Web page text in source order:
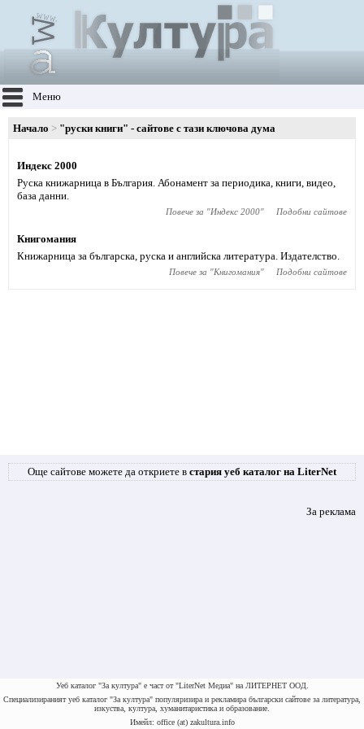
Меню
Начало "руски книги" - сайтове с тази ключова дума
Индекс 2000
Руска книжарница в България. Абонамент за периодика, книги, видео,
база данни.
Повече за "Индекс 2000" Подобни сайтове
Книгомания
Книжарница за българска, руска и английска литература. Издателство.
Повече за "Книгомания" Подобни сайтове
Още сайтове можете да откриете в стария уеб каталог на LiterNet
За реклама
Уеб каталог "За култура" е част от "LiterNet Медиа" на ЛИТЕРНЕТ ООД.
Специализираният уеб каталог "За култура" популяризира и рекламира български сайтове за литература,
изкуства, култура, хуманитаристика и образование.
Имейл: office (at) zakultura.info